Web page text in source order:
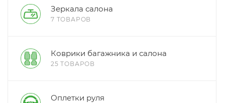
Зеркала салона
7 ТОВАРОВ
Коврики багажника и салона
25 ТОВАРОВ
Оплетки руля